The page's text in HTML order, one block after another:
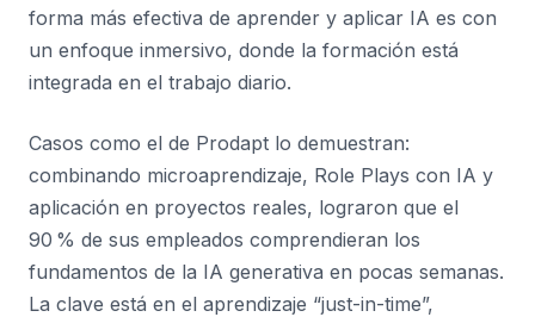
forma más efectiva de aprender y aplicar IA es con
un enfoque inmersivo, donde la formación está
integrada en el trabajo diario.
Casos como el de Prodapt lo demuestran:
combinando microaprendizaje, Role Plays con IA y
aplicación en proyectos reales, lograron que el
90 % de sus empleados comprendieran los
fundamentos de la IA generativa en pocas semanas.
La clave está en el aprendizaje “just-in-time”,